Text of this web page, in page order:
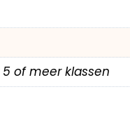
5 of meer klassen